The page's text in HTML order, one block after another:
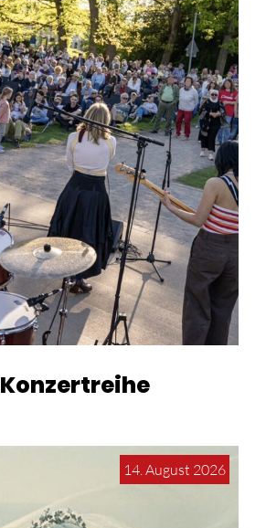
14. August 2026